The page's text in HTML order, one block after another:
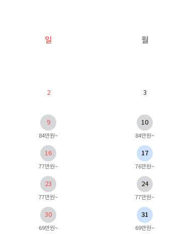
일 월
2 3
9
84만원~
10
84만원~
16
77만원~
17
76만원~
23
77만원~
24
77만원~
30
69만원~
31
69만원~